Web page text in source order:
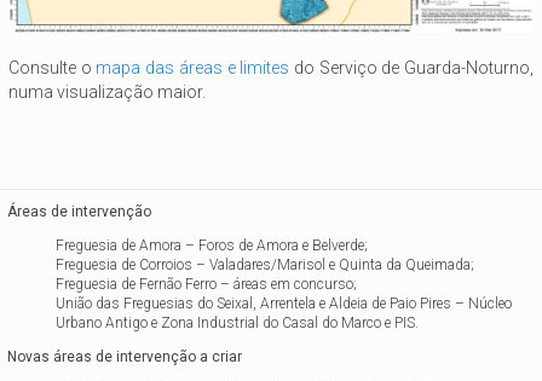
Consulte o mapa das áreas e limites do Serviço de Guarda-Noturno,
numa visualização maior.
Áreas de intervenção
Freguesia de Amora – Foros de Amora e Belverde;
Freguesia de Corroios – Valadares/Marisol e Quinta da Queimada;
Freguesia de Fernão Ferro – áreas em concurso;
União das Freguesias do Seixal, Arrentela e Aldeia de Paio Pires – Núcleo
Urbano Antigo e Zona Industrial do Casal do Marco e PIS.
Novas áreas de intervenção a criar